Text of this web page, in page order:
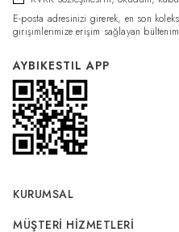
E-posta adresinizi girerek, en son
girişimlerimize erişim sağlayan
AYBIKESTIL APP
KURUMSAL
MÜŞTERI HIZMETLERI